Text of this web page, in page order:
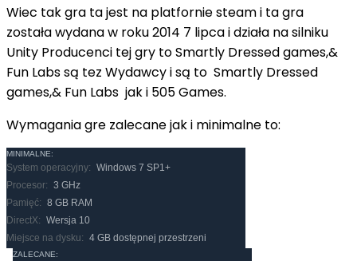
Wiec tak gra ta jest na platfornie steam i ta gra
została wydana w roku 2014 7 lipca i działa na silniku
Unity Producenci tej gry to Smartly Dressed games,&
Fun Labs są tez Wydawcy i są to Smartly Dressed
games,& Fun Labs jak i 505 Games.
Wymagania gre zalecane jak i minimalne to:
MINIMALNE:
System operacyjny: Windows 7 SP1+
Procesor: 3 GHz
Pamięć: 8 GB RAM
DirectX: Wersja 10
Miejsce na dysku: 4 GB dostępnej przestrzeni
ZALECANE: